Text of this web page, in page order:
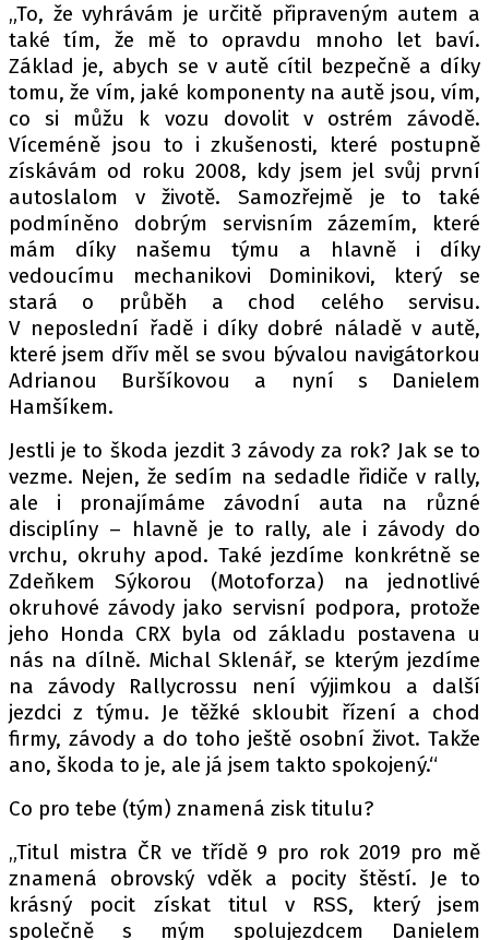
„To, že vyhrávám je určitě připraveným autem a
také tím, že mě to opravdu mnoho let baví.
Základ je, abych se v autě cítil bezpečně a díky
tomu, že vím, jaké komponenty na autě jsou, vím,
co si můžu k vozu dovolit v ostrém závodě.
Víceméně jsou to i zkušenosti, které postupně
získávám od roku 2008, kdy jsem jel svůj první
autoslalom v životě. Samozřejmě je to také
podmíněno dobrým servisním zázemím, které
mám díky našemu týmu a hlavně i díky
vedoucímu mechanikovi Dominikovi, který se
stará o průběh a chod celého servisu.
V neposlední řadě i díky dobré náladě v autě,
které jsem dřív měl se svou bývalou navigátorkou
Adrianou Buršíkovou a nyní s Danielem
Hamšíkem.
Jestli je to škoda jezdit 3 závody za rok? Jak se to
vezme. Nejen, že sedím na sedadle řidiče v rally,
ale i pronajímáme závodní auta na různé
disciplíny – hlavně je to rally, ale i závody do
vrchu, okruhy apod. Také jezdíme konkrétně se
Zdeňkem Sýkorou (Motoforza) na jednotlivé
okruhové závody jako servisní podpora, protože
jeho Honda CRX byla od základu postavena u
nás na dílně. Michal Sklenář, se kterým jezdíme
na závody Rallycrossu není výjimkou a další
jezdci z týmu. Je těžké skloubit řízení a chod
firmy, závody a do toho ještě osobní život. Takže
ano, škoda to je, ale já jsem takto spokojený.“
Co pro tebe (tým) znamená zisk titulu?
„Titul mistra ČR ve třídě 9 pro rok 2019 pro mě
znamená obrovský vděk a pocity štěstí. Je to
krásný pocit získat titul v RSS, který jsem
společně s mým spolujezdcem Danielem